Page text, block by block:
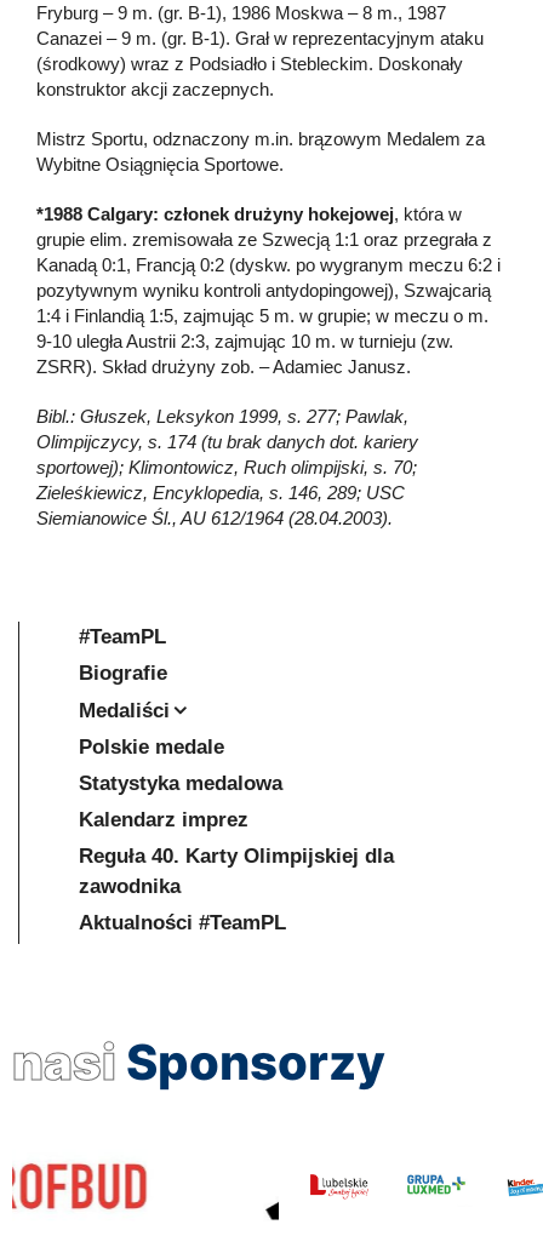
Fryburg – 9 m. (gr. B-1), 1986 Moskwa – 8 m., 1987
Canazei – 9 m. (gr. B-1). Grał w reprezentacyjnym ataku
(środkowy) wraz z Podsiadło i Stebleckim. Doskonały
konstruktor akcji zaczepnych.
Mistrz Sportu, odznaczony m.in. brązowym Medalem za
Wybitne Osiągnięcia Sportowe.
*1988 Calgary: członek drużyny hokejowej, która w
grupie elim. zremisowała ze Szwecją 1:1 oraz przegrała z
Kanadą 0:1, Francją 0:2 (dyskw. po wygranym meczu 6:2 i
pozytywnym wyniku kontroli antydopingowej), Szwajcarią
1:4 i Finlandią 1:5, zajmując 5 m. w grupie; w meczu o m.
9-10 uległa Austrii 2:3, zajmując 10 m. w turnieju (zw.
ZSRR). Skład drużyny zob. – Adamiec Janusz.
Bibl.: Głuszek, Leksykon 1999, s. 277; Pawlak,
Olimpijczycy, s. 174 (tu brak danych dot. kariery
sportowej); Klimontowicz, Ruch olimpijski, s. 70;
Zieleśkiewicz, Encyklopedia, s. 146, 289; USC
Siemianowice Śl., AU 612/1964 (28.04.2003).
#TeamPL
Biografie
Medaliści
Polskie medale
Statystyka medalowa
Kalendarz imprez
Reguła 40. Karty Olimpijskiej dla
zawodnika
Aktualności #TeamPL
nasi Sponsorzy